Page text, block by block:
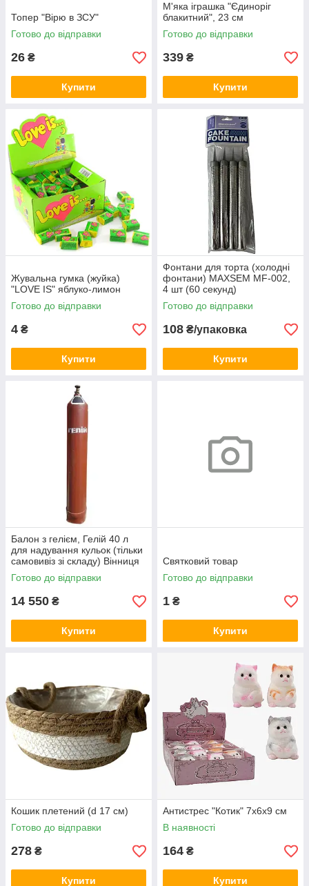
Топер "Вірю в ЗСУ"
Готово до відправки
26 ₴
Купити
М'яка іграшка "Єдиноріг
блакитний", 23 см
Готово до відправки
339 ₴
Купити
Жувальна гумка (жуйка)
"LOVE IS" яблуко-лимон
Готово до відправки
4 ₴
Купити
Фонтани для торта (холодні
фонтани) MAXSEM MF-002,
4 шт (60 секунд)
Готово до відправки
108 ₴/упаковка
Купити
Балон з гелієм, Гелій 40 л
для надування кульок (тільки
самовивіз зі складу) Вінниця
Готово до відправки
14 550 ₴
Купити
Святковий товар
Готово до відправки
1 ₴
Купити
Кошик плетений (d 17 см)
Готово до відправки
278 ₴
Купити
Антистрес "Котик" 7х6х9 см
В наявності
164 ₴
Купити